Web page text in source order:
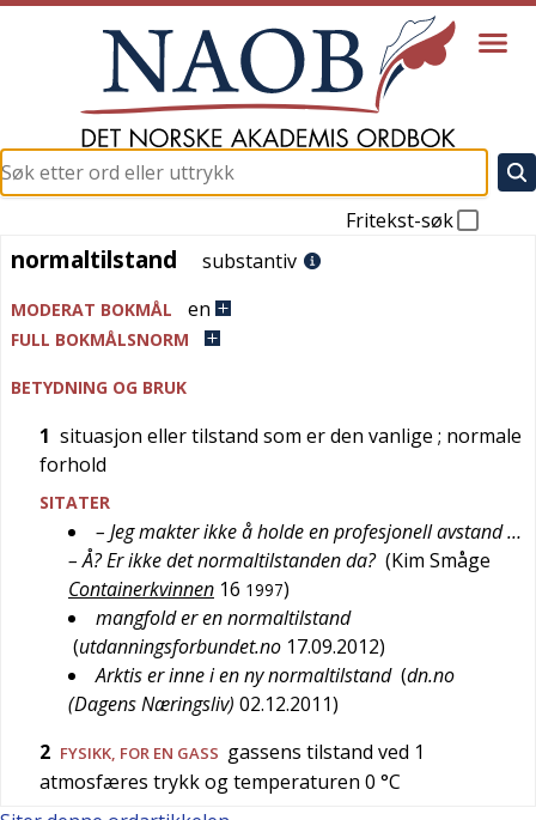
Fritekst-søk
normaltilstand
normaltilstand substantiv
MODERAT BOKMÅL en
FULL BOKMÅLSNORM
BETYDNING OG BRUK
1 situasjon eller tilstand som er den vanlige ; normale
forhold
SITATER
– Jeg makter ikke å holde en profesjonell avstand …
– Å? Er ikke det normaltilstanden da? (Kim Småge
Containerkvinnen 16 1997)
mangfold er en normaltilstand
(utdanningsforbundet.no 17.09.2012)
Arktis er inne i en ny normaltilstand (dn.no
(Dagens Næringsliv) 02.12.2011)
2 FYSIKK, FOR EN GASS gassens tilstand ved 1
atmosfæres trykk og temperaturen 0 °C